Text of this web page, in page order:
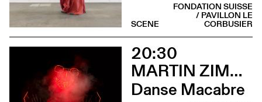
FONDATION SUISSE
/ PAVILLON LE
CORBUSIER
SCENE
20:30
MARTIN ZIMMERMANN
Danse Macabre